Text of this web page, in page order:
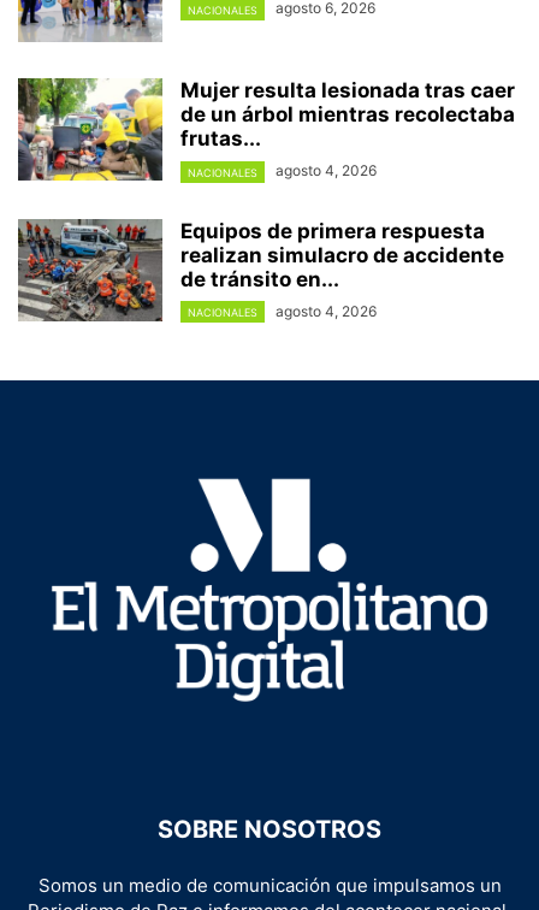
NACIONALES agosto 6, 2026
Mujer resulta lesionada tras caer
de un árbol mientras recolectaba
frutas...
NACIONALES agosto 4, 2026
Equipos de primera respuesta
realizan simulacro de accidente
de tránsito en...
NACIONALES agosto 4, 2026
SOBRE NOSOTROS
Somos un medio de comunicación que impulsamos un